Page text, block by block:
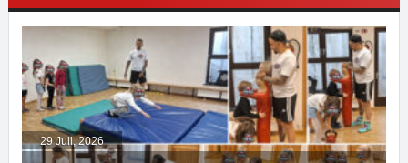
29 Juli, 2026